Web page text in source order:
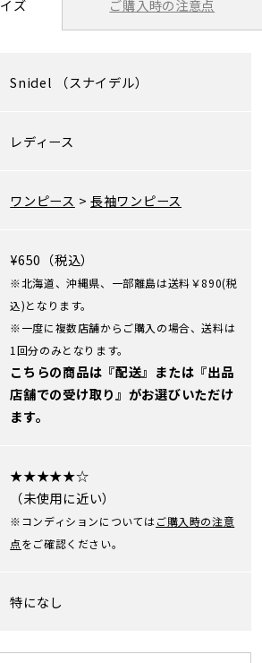
ズ ご購入時の注意点
Snidel （スナイデル）
レディース
ワンピース >長袖ワンピース
¥650（税込）
※北海道、沖縄県、一部離島は送料￥890(税
込)となります。
※一度に複数店舗からご購入の場合、送料は
1回分のみとなります。
こちらの商品は『配送』または『出品
店舗での受け取り』がお選びいただけ
ます。
★★★★★☆
（未使用に近い）
※コンディションについてはご購入時の注意
点をご確認ください。
特になし